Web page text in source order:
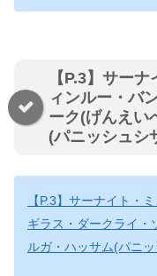
【P.3】サー
ィンルー・バ
ーク(げんえい
(パニッシュシ
【P.3】サーナイト・
ギラス・ダークライ・
ルガ・ハッサム(パニ